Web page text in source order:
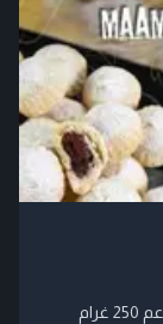
المكونات :كيلو سميد فرخة أو نصف فرخة ونص ناعم 250 غرام